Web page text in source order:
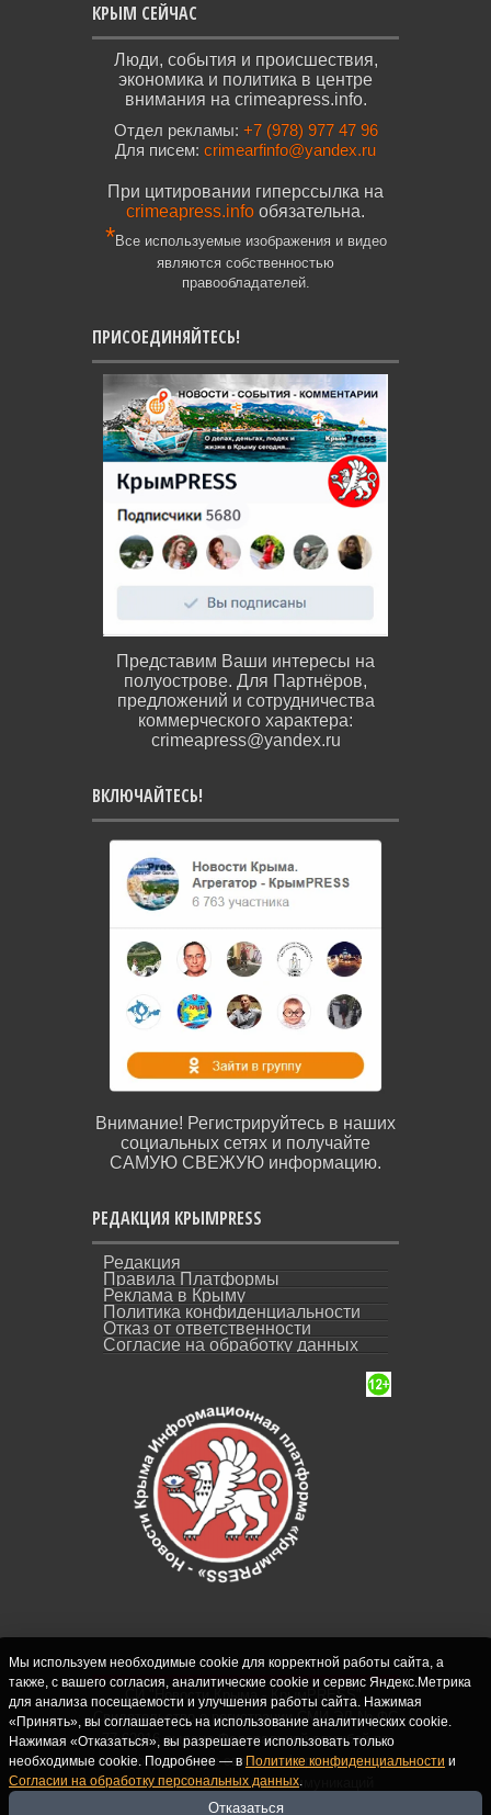
КРЫМ СЕЙЧАС
Люди, события и происшествия,
экономика и политика в центре
внимания на crimeapress.info.
Отдел рекламы: +7 (978) 977 47 96
Для писем: crimearfinfo@yandex.ru
При цитировании гиперссылка на
crimeapress.info обязательна.
*Все используемые изображения и видео
являются собственностью
правообладателей.
ПРИСОЕДИНЯЙТЕСЬ!
Представим Ваши интересы на
полуострове. Для Партнёров,
предложений и сотрудничества
коммерческого характера:
crimeapress@yandex.ru
ВКЛЮЧАЙТЕСЬ!
Внимание! Регистрируйтесь в наших
социальных сетях и получайте
САМУЮ СВЕЖУЮ информацию.
РЕДАКЦИЯ КРЫМPRESS
Редакция
Правила Платформы
Реклама в Крыму
Политика конфиденциальности
Отказ от ответственности
Согласие на обработку данных
СИ "Новости Крыма - КрымPRESS".
Свидетельство о регистрации СМИ ЭЛ № ФС
77-62916 выдано Федеральной службой по
надзору в сфере связи, информационных
технологий и массовых коммуникаций
(Роскомнадзор) 10.09.2015. Учредитель и
Мы используем необходимые cookie для корректной работы сайта, а
также, с вашего согласия, аналитические cookie и сервис Яндекс.Метрика
для анализа посещаемости и улучшения работы сайта. Нажимая
«Принять», вы соглашаетесь на использование аналитических cookie.
Нажимая «Отказаться», вы разрешаете использовать только
необходимые cookie. Подробнее — в Политике конфиденциальности и
Согласии на обработку персональных данных.
Отказаться